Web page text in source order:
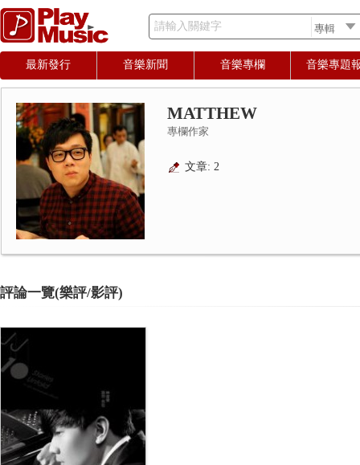
請輸入關鍵字
最新發行 音樂新聞 音樂專欄 音樂專題
MATTHEW
專欄作家
文章: 2
評論一覽(樂評/影評)